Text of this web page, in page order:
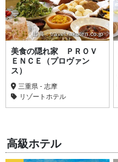
出典：travel.rakuten.co.jp
美食の隠れ家 ＰＲＯＶ
ＥＮＣＥ（プロヴァン
ス）
三重県 - 志摩
リゾートホテル
高級ホテル